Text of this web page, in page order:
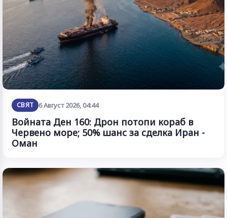
СВЯТ 6 Август 2026, 04:44
Войната Ден 160: Дрон потопи кораб в
Червено море; 50% шанс за сделка Иран -
Оман